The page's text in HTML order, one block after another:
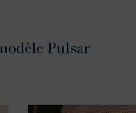
Pulsar